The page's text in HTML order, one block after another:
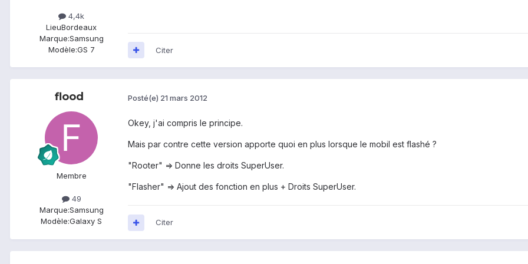
4,4k
LieuBordeaux
Marque:Samsung
Modèle:GS 7 Citer
flood
Membre
49
Marque:Samsung
Modèle:Galaxy S
Posté(e) 21 mars 2012
Okey, j'ai compris le principe.
Mais par contre cette version apporte quoi en plus lorsque le mobil est flashé ?
"Rooter" => Donne les droits SuperUser.
"Flasher" => Ajout des fonction en plus + Droits SuperUser.
Citer